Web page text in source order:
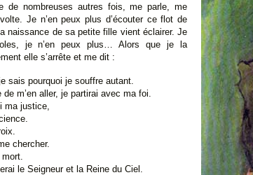
de nombreuses autres fois, me parle, me
Je n’en peux plus d’écouter ce flot de
naissance de sa petite fille vient éclairer. Je
je n’en peux plus… Alors que je la
elle s’arrête et me dit :
sais pourquoi je souffre autant.
de m’en aller, je partirai avec ma foi.
ma justice,
chercher.
mort.
le Seigneur et la Reine du Ciel.